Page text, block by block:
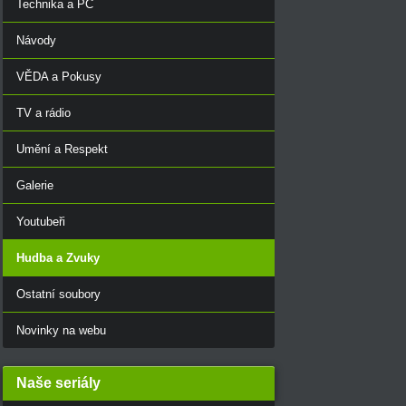
Technika a PC
Návody
VĚDA a Pokusy
TV a rádio
Umění a Respekt
Galerie
Youtubeři
Hudba a Zvuky
Ostatní soubory
Novinky na webu
Naše seriály